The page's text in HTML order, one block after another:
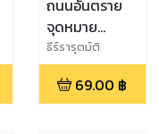
ถนนอันตราย
จุดหมาย
อันตรธาน(ฉบับ
จริง)
ธีร์รารุตม์ติ
69.00 ฿